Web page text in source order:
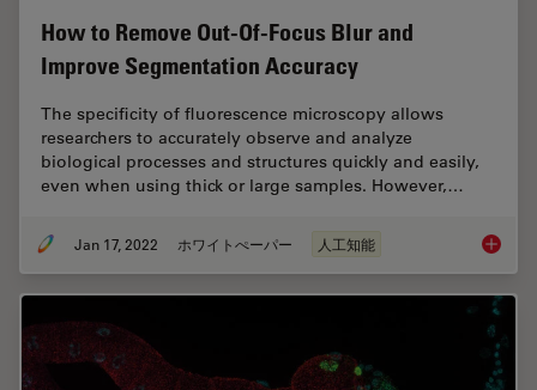
How to Remove Out-Of-Focus Blur and
Improve Segmentation Accuracy
The specificity of fluorescence microscopy allows
researchers to accurately observe and analyze
biological processes and structures quickly and easily,
even when using thick or large samples. However,…
Jan 17, 2022 ホワイトぺーパー 人工知能 How to